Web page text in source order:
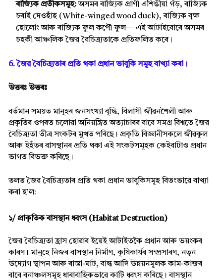
ৰাজ্যিক প্ৰতীকসমূহ:অসমৰ ৰাজ্যিক প্ৰাণী এশিঙীয়া গঁড়, ৰাজ্যিক
চৰাই দেওহাঁহ (White-winged wood duck), ৰাজ্যিক বৃক্ষ
হোলোং আৰু ৰাজ্যিক ফুল কপৌ ফুল— এই আটাইবোৰে অসমৰ
চহকী আঞ্চলিক জৈৱ বৈচিত্ৰ্যতাকে প্ৰতিফলিত কৰে।
6. জৈৱ বৈচিত্ৰ্যতাৰ প্ৰতি থকা প্ৰধান ভাবুকি সমূহ বাখ্যা কৰা।
উত্তৰঃ উত্তৰঃ
বৰ্তমান সময়ত মানুহৰ জনসংখ্যা বৃদ্ধি, বিলাসী জীৱনশৈলী আৰু
প্ৰকৃতিৰ ওপৰত চলোৱা অনিয়ন্ত্ৰিত অত্যাচাৰৰ বাবে সমগ্ৰ বিশ্বতে জৈৱ
বৈচিত্ৰ্যতা তীব্ৰ সংকটৰ মুখত পৰিছে। প্ৰকৃতি বিজ্ঞানীসকলে জীৱকূল
আৰু ইহঁতৰ বাসস্থানৰ প্ৰতি থকা এই সংকটসমূহক কেইবাটাও প্ৰধান
ভাগত বিভক্ত কৰিছে।
তলত জৈৱ বৈচিত্ৰ্যতাৰ প্ৰতি থকা প্ৰধান ভাবুকিসমূহ বিতংভাৱে বাখ্যা
কৰা হ’ল:
১/ প্ৰাকৃতিক বাসস্থান ধ্বংস (Habitat Destruction)
জৈৱ বৈচিত্ৰ্যতা হ্ৰাস হোৱাৰ ইয়েই আটাইতকৈ প্ৰধান আৰু ভয়ংকৰ
কাৰণ। মানুহে নিজৰ বাসস্থান নিৰ্মাণ, কৃষিকাৰ্যৰ সম্প্ৰসাৰণ, নতুন
উদ্যোগ স্থাপন আৰু ৰাস্তা-ঘাট, বান্ধ আদি উন্নয়নমূলক কাম-কাজৰ
বাবে বনাঞ্চলসমূহ ধাৰাবাহিকভাৱে কাটি ধ্বংস কৰিছে। বাসস্থান